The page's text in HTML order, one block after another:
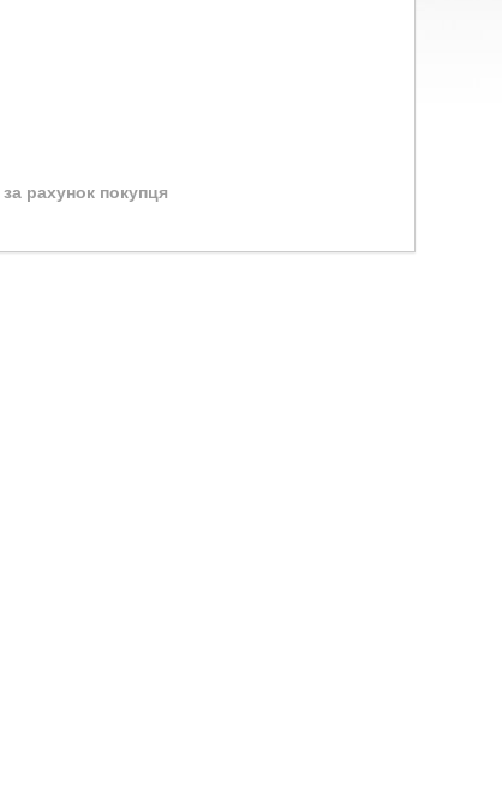
за рахунок покупця